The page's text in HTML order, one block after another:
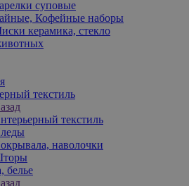
суповые
Кофейные наборы
керамика, стекло
текстиль
текстиль
наволочки
белье